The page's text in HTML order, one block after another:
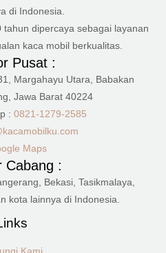
di Indonesia.
dipercaya sebagai layanan
kaca mobil berkualitas.
Pusat :
Margahayu Utara, Babakan
Jawa Barat 40224
: 0821-1279-2585
Maps
Cabang :
Bekasi, Tasikmalaya,
kota lainnya di Indonesia.